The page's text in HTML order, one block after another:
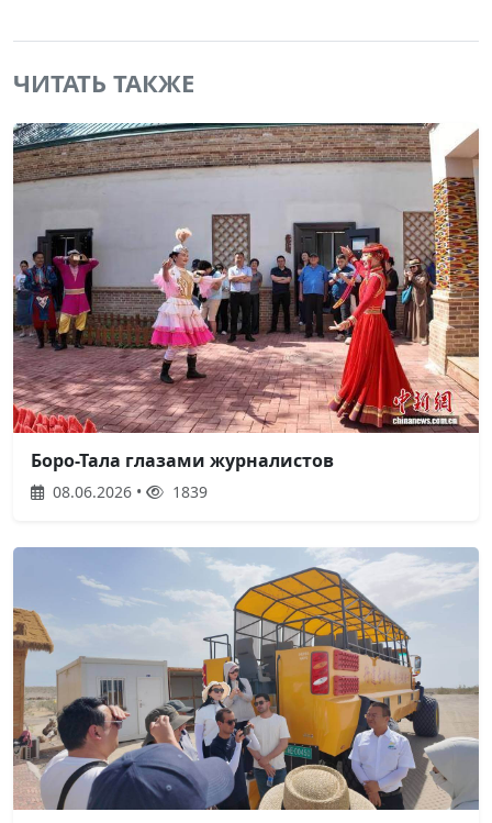
ЧИТАТЬ ТАКЖЕ
Боро-Тала глазами журналистов
08.06.2026 • 1839